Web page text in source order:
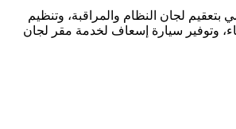
بتعقيم لجان النظام والمراقبة، وتنظيم
وتوفير سيارة إسعاف لخدمة مقر لجان